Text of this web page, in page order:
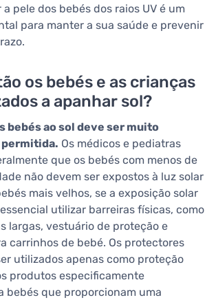
pele dos bebés dos raios UV é um
para manter a sua saúde e prevenir
os bebés e as crianças
a apanhar sol?
bebés ao sol deve ser muito
Os médicos e pediatras
que os bebés com menos de
não devem ser expostos à luz solar
mais velhos, se a exposição solar
utilizar barreiras físicas, como
largas, vestuário de proteção e
carrinhos de bebé. Os protectores
utilizados apenas como proteção
produtos especificamente
bebés que proporcionam uma